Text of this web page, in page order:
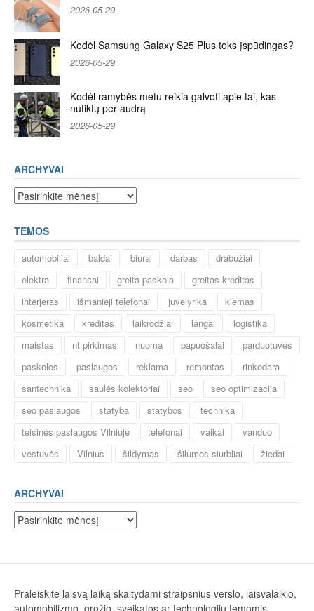
2026-05-29
Kodėl Samsung Galaxy S25 Plus toks įspūdingas?
2026-05-29
Kodėl ramybės metu reikia galvoti apie tai, kas
nutiktų per audrą
2026-05-29
ARCHYVAI
Archyvai
TEMOS
automobiliai baldai biurai darbas
drabužiai
elektra
finansai greita paskola
greitas kreditas
interjeras
išmanieji telefonai juvelyrika
kiemas
kosmetika
kreditas laikrodžiai langai
logistika
maistas
nt pirkimas nuoma papuošalai
parduotuvės
paskolos
paslaugos reklama remontas
rinkodara
santechnika
saulės kolektoriai seo
seo optimizacija
seo paslaugos
statyba statybos
technika
teisinės paslaugos Vilniuje
telefonai vaikai
vanduo
vestuvės
Vilnius šildymas šilumos siurbliai žiedai
ARCHYVAI
Archyvai
Praleiskite laisvą laiką skaitydami straipsnius verslo, laisvalaikio,
automobilizmo, grožio, sveikatos ar technologijų temomis.